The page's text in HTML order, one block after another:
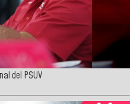
del PSUV